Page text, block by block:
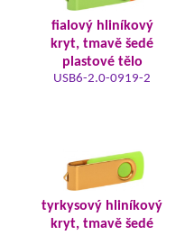
fialový hliníkový
kryt, tmavě šedé
plastové tělo
USB6-2.0-0919-2
tyrkysový hliníkový
kryt, tmavě šedé